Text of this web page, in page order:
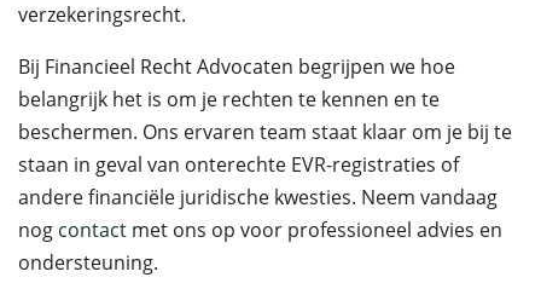
verzekeringsrecht.
Bij Financieel Recht Advocaten begrijpen we hoe
belangrijk het is om je rechten te kennen en te
beschermen. Ons ervaren team staat klaar om je bij te
staan in geval van onterechte EVR-registraties of
andere financiële juridische kwesties. Neem vandaag
nog contact met ons op voor professioneel advies en
ondersteuning.